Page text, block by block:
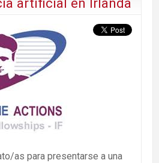
artificial en Irlanda
as para presentarse a una